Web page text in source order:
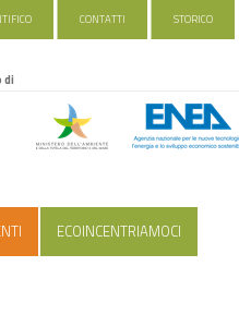
CONTATTI STORICO
di
ECOINCENTRIAMOCI